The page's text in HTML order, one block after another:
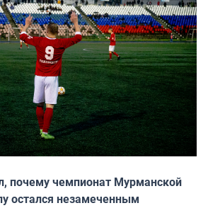
почему чемпионат Мурманской
остался незамеченным